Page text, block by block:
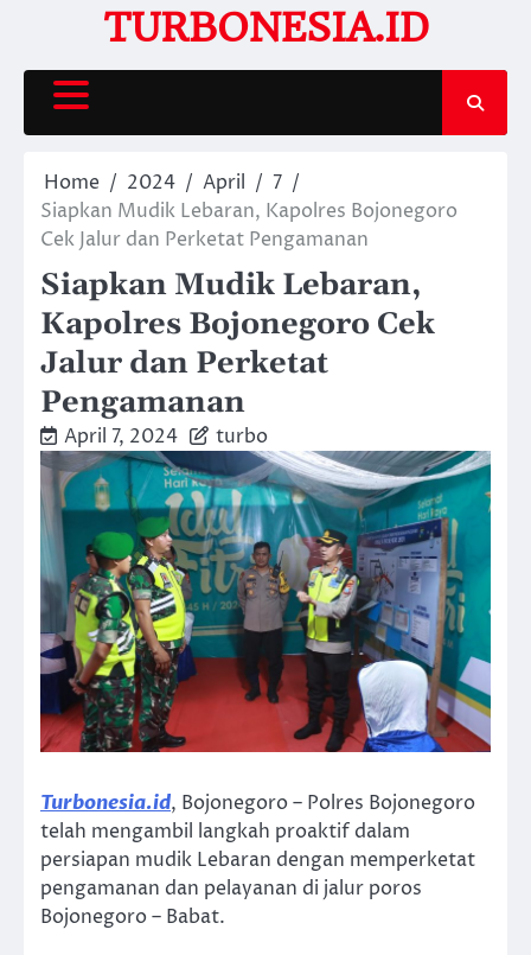
content
TURBONESIA.ID
Home 2024 April
7
Siapkan Mudik Lebaran, Kapolres Bojonegoro
Cek Jalur dan Perketat Pengamanan
Siapkan Mudik Lebaran,
Kapolres Bojonegoro Cek
Jalur dan Perketat
Pengamanan
April 7, 2024 turbo
Turbonesia.id, Bojonegoro – Polres Bojonegoro
telah mengambil langkah proaktif dalam
persiapan mudik Lebaran dengan memperketat
pengamanan dan pelayanan di jalur poros
Bojonegoro – Babat.